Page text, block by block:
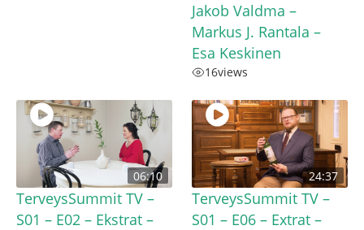
Jakob Valdma –
Markus J. Rantala –
Esa Keskinen
16views
06:10
TerveysSummit TV –
S01 – E02 – Ekstrat –
24:37
TerveysSummit TV –
S01 – E06 – Extrat –